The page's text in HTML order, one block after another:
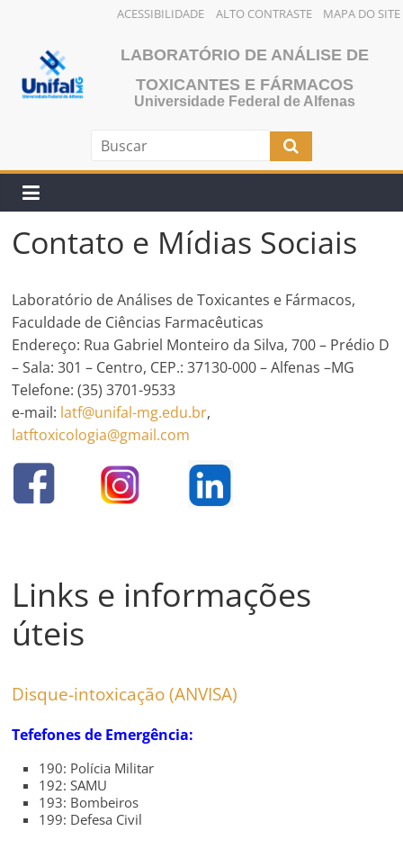
ACESSIBILIDADE ALTO CONTRASTE MAPA DO SITE
conteúdo
LABORATÓRIO DE ANÁLISE DE
TOXICANTES E FÁRMACOS
Universidade Federal de Alfenas
Contato e Mídias Sociais
Laboratório de Análises de Toxicantes e Fármacos,
Faculdade de Ciências Farmacêuticas
Endereço: Rua Gabriel Monteiro da Silva, 700 – Prédio D
– Sala: 301 – Centro, CEP.: 37130-000 – Alfenas –MG
Telefone: (35) 3701-9533
e-mail: latf@unifal-mg.edu.br,
latftoxicologia@gmail.com
Links e informações
úteis
Disque-intoxicação (ANVISA)
Tefefones de Emergência:
190: Polícia Militar
192: SAMU
193: Bombeiros
199: Defesa Civil